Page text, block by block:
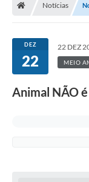
Administração
Transparência
Notícias
DEZ
22
22 DEZ
MEIO
Animal NÃO